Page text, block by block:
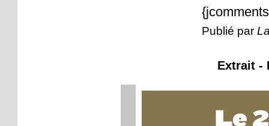
Publié par
Extrait -